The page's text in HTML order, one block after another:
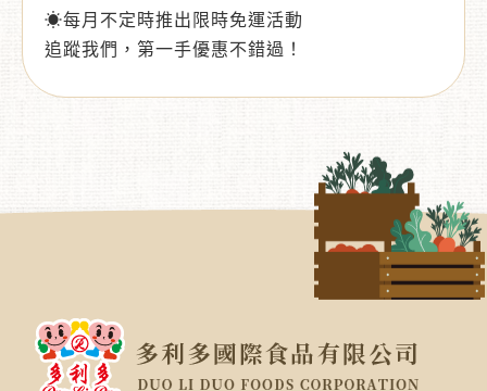
☀每月不定時推出限時免運活動
追蹤我們，第一手優惠不錯過！